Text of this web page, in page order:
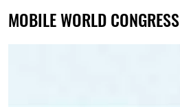
MOBILE WORLD CONGRESS